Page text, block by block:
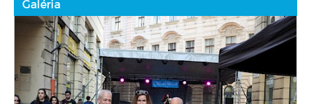
Galéria